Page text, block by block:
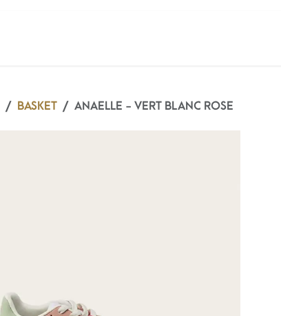
BASKET ANAELLE - VERT BLANC ROSE